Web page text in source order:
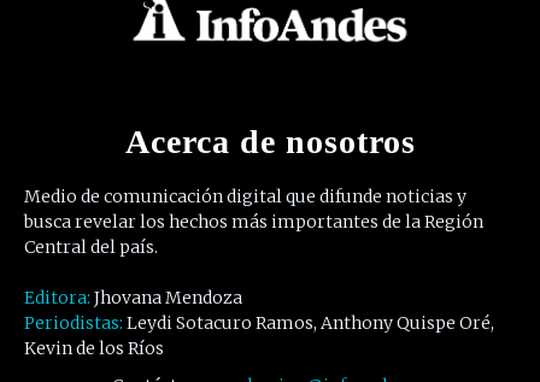
Acerca de nosotros
Medio de comunicación digital que difunde noticias y
busca revelar los hechos más importantes de la Región
Central del país.
Editora: Jhovana Mendoza
Periodistas: Leydi Sotacuro Ramos, Anthony Quispe Oré,
Kevin de los Ríos